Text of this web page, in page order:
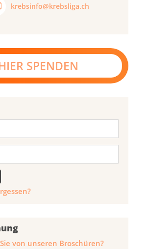
krebsinfo@krebsliga.ch
SPENDEN
von unseren Broschüren?